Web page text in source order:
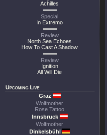
Achilles
Special
In Extremo
Review
North Sea Echoes
How To Cast A Shadow
Review
Ignition
All Will Die
Upcoming Live
Graz
Wolfmother
Rose Tattoo
Innsbruck
Wolfmother
Dinkelsbühl